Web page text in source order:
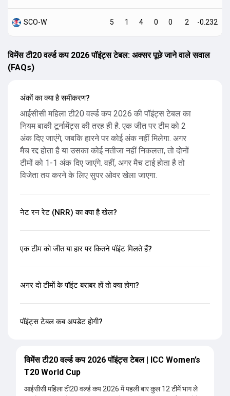
SCO-W 5 1 4 0 0 2 -0.232
विमेंस टी20 वर्ल्ड कप 2026 पॉइंट्स टेबल: अक्सर पूछे जाने वाले सवाल
(FAQs)
अंकों का क्या है समीकरण?
आईसीसी महिला टी20 वर्ल्ड कप 2026 की पॉइंट्स टेबल का
नियम बाकी टूर्नामेंट्स की तरह ही है. एक जीत पर टीम को 2
अंक दिए जाएंगे, जबकि हारने पर कोई अंक नहीं मिलेगा. अगर
मैच रद्द होता है या उसका कोई नतीजा नहीं निकलता, तो दोनों
टीमों को 1-1 अंक दिए जाएंगे. वहीं, अगर मैच टाई होता है तो
विजेता तय करने के लिए सुपर ओवर खेला जाएगा.
नेट रन रेट (NRR) का क्या है खेल?
एक टीम को जीत या हार पर कितने पॉइंट मिलते हैं?
अगर दो टीमों के पॉइंट बराबर हों तो क्या होगा?
पॉइंट्स टेबल कब अपडेट होगी?
विमेंस टी20 वर्ल्ड कप 2026 पॉइंट्स टेबल | ICC Women’s
T20 World Cup
आईसीसी महिला टी20 वर्ल्ड कप 2026 में पहली बार कुल 12 टीमें भाग ले